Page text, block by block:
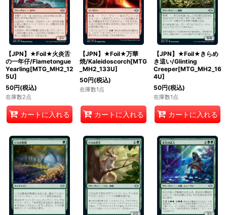
【JPN】★Foil★火炎舌
の一年仔/Flametongue
Yearling[MTG_MH2_12
5U]
50円(税込)
在庫数2点
カートに入れる
【JPN】★Foil★万華
焼/Kaleidoscorch[MTG
_MH2_133U]
50円(税込)
在庫数1点
カートに入れる
【JPN】★Foil★きらめ
き這い/Glinting
Creeper[MTG_MH2_16
4U]
50円(税込)
在庫数1点
カートに入れる